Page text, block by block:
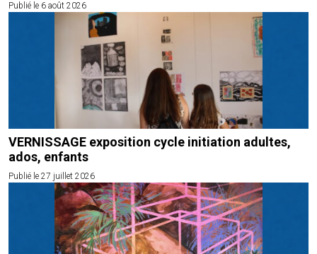
Publié le 6 août 2026
VERNISSAGE exposition cycle initiation adultes,
ados, enfants
Publié le 27 juillet 2026